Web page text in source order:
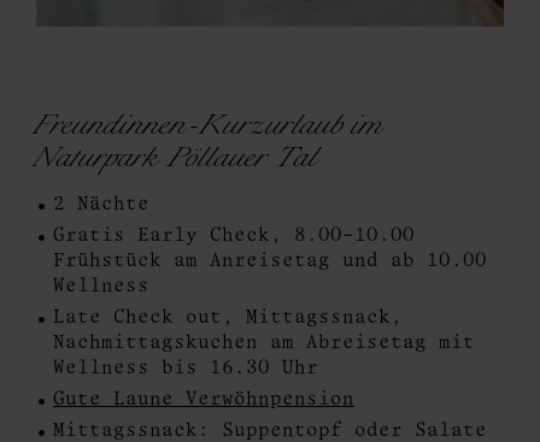
Freundinnen-Kurzurlaub im
Naturpark Pöllauer Tal
2 Nächte
Gratis Early Check, 8.00-10.00
Frühstück am Anreisetag und ab 10.00
Wellness
Late Check out, Mittagssnack,
Nachmittagskuchen am Abreisetag mit
Wellness bis 16.30 Uhr
Gute Laune Verwöhnpension
Mittagssnack: Suppentopf oder Salate